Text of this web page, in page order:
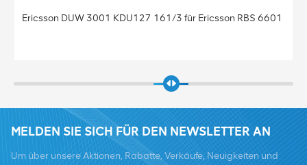
3001 KDU127 161/3 für Ericsson RBS 6601
Basisstation
MELDEN SIE SICH FÜR DEN NEWSLETTER AN
Um über unsere Aktionen, Rabatte, Verkäufe, Neuigkeiten und